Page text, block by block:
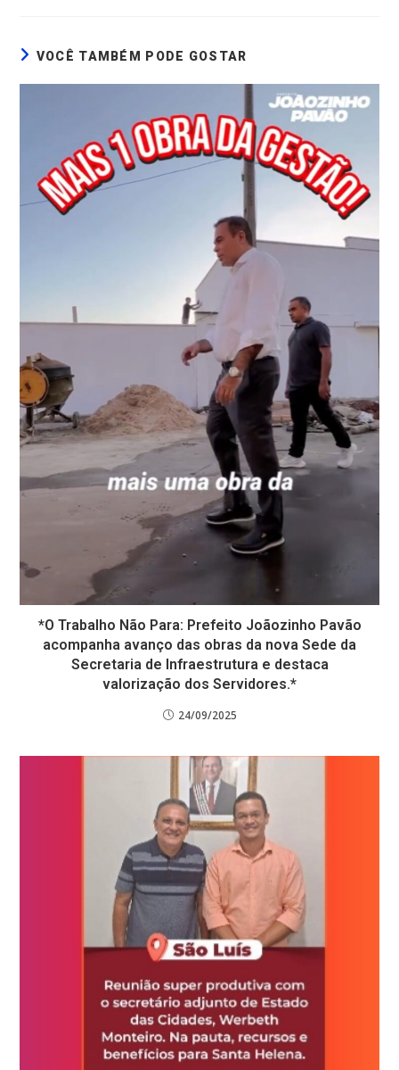
VOCÊ TAMBÉM PODE GOSTAR
*O Trabalho Não Para: Prefeito Joãozinho Pavão
acompanha avanço das obras da nova Sede da
Secretaria de Infraestrutura e destaca
valorização dos Servidores.*
24/09/2025